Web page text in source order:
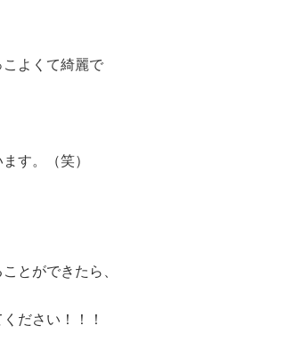
よくて綺麗で
す。（笑）
とができたら、
ださい！！！